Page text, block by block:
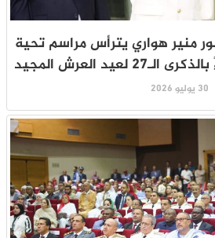
منير هواري يترأس مراسم تحية
العرش المجيد
30 يوليو 2026